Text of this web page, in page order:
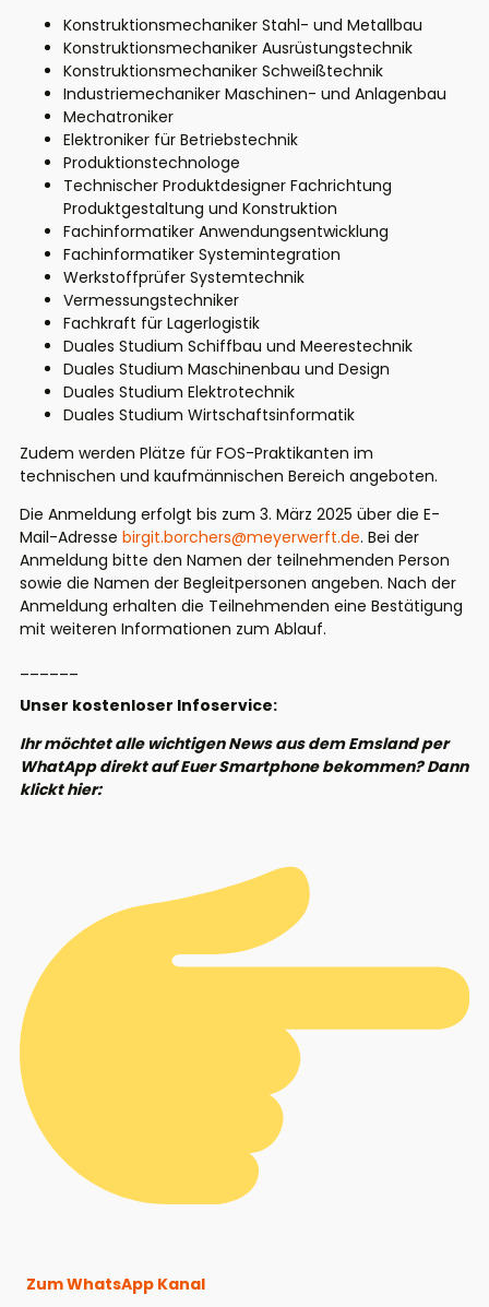
Konstruktionsmechaniker Stahl- und Metallbau
Konstruktionsmechaniker Ausrüstungstechnik
Konstruktionsmechaniker Schweißtechnik
Industriemechaniker Maschinen- und Anlagenbau
Mechatroniker
Elektroniker für Betriebstechnik
Produktionstechnologe
Technischer Produktdesigner Fachrichtung
Produktgestaltung und Konstruktion
Fachinformatiker Anwendungsentwicklung
Fachinformatiker Systemintegration
Werkstoffprüfer Systemtechnik
Vermessungstechniker
Fachkraft für Lagerlogistik
Duales Studium Schiffbau und Meerestechnik
Duales Studium Maschinenbau und Design
Duales Studium Elektrotechnik
Duales Studium Wirtschaftsinformatik
Zudem werden Plätze für FOS-Praktikanten im
technischen und kaufmännischen Bereich angeboten.
Die Anmeldung erfolgt bis zum 3. März 2025 über die E-
Mail-Adresse birgit.borchers@meyerwerft.de. Bei der
Anmeldung bitte den Namen der teilnehmenden Person
sowie die Namen der Begleitpersonen angeben. Nach der
Anmeldung erhalten die Teilnehmenden eine Bestätigung
mit weiteren Informationen zum Ablauf.
Unser kostenloser Infoservice:
Ihr möchtet alle wichtigen News aus dem Emsland per
WhatApp direkt auf Euer Smartphone bekommen? Dann
klickt hier:
Zum WhatsApp Kanal